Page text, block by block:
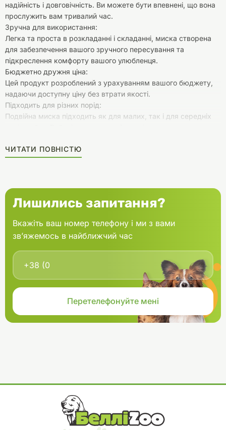
надійність і довговічність. Ви можете бути впевнені, що вона
прослужить вам тривалий час.
Зручна для використання:
Легка та проста в розкладанні і складанні, миска створена
для забезпечення вашого зручного пересування та
підкреслення комфорту вашого улюбленця.
Бюджетно дружня ціна:
Цей продукт розроблений з урахуванням вашого бюджету,
надаючи доступну ціну без втрати якості.
Підходить для різних порід:
Подвійна миска підходить як для малих, так і для середніх
Портативність:
Легка вага і можливість складати миску роблять її ідеальним
ЧИТАТИ ПОВНІСТЮ
Лишились запитання?
Вкажіть ваш номер телефону і ми з вами
зв’яжемось в найближчий час